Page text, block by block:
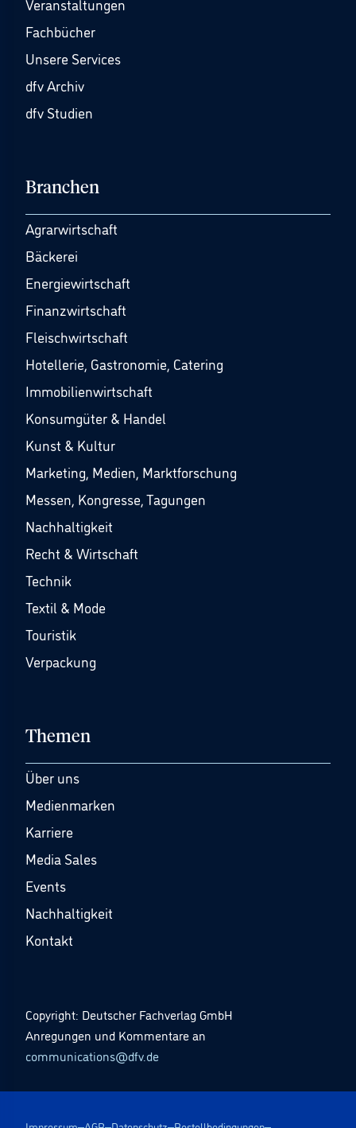
Veranstaltungen
Fachbücher
Unsere Services
dfv Archiv
dfv Studien
Branchen
Agrarwirtschaft
Bäckerei
Energiewirtschaft
Finanzwirtschaft
Fleischwirtschaft
Hotellerie, Gastronomie, Catering
Immobilienwirtschaft
Konsumgüter & Handel
Kunst & Kultur
Marketing, Medien, Marktforschung
Messen, Kongresse, Tagungen
Nachhaltigkeit
Recht & Wirtschaft
Technik
Textil & Mode
Touristik
Verpackung
Themen
Über uns
Medienmarken
Karriere
Media Sales
Events
Nachhaltigkeit
Kontakt
Copyright: Deutscher Fachverlag GmbH
Anregungen und Kommentare an
communications@dfv.de